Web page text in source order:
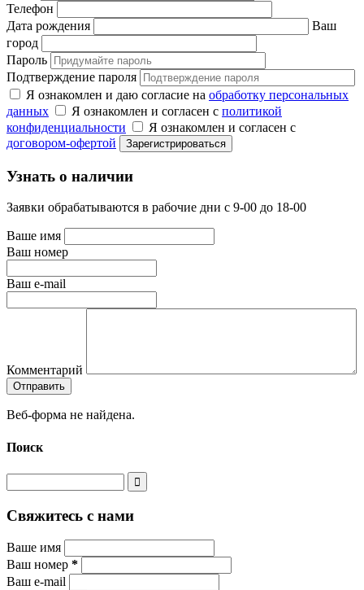
Телефон
Дата рождения
Ваш
город
Пароль
Подтверждение пароля
Я ознакомлен и даю согласие на обработку персональных
данных
Я ознакомлен и согласен с политикой
конфиденциальности
Я ознакомлен и согласен с
договором-офертой
Узнать о наличии
Заявки обрабатываются в рабочие дни с 9-00 до 18-00
Ваше имя
Ваш номер
Ваш e-mail
Комментарий
Веб-форма не найдена.
Поиск
Свяжитесь с нами
Ваше имя
Ваш номер *
Ваш e-mail